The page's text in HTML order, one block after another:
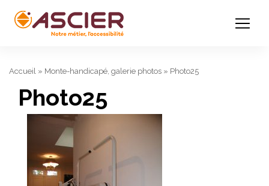
Accueil » Monte-handicapé, galerie photos » Photo25
Photo25